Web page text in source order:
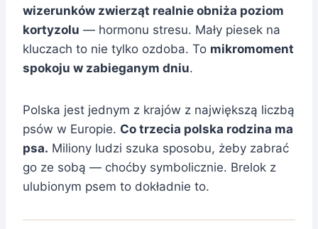
wizerunków zwierząt realnie obniża poziom
kortyzolu — hormonu stresu. Mały piesek na
kluczach to nie tylko ozdoba. To mikromoment
spokoju w zabieganym dniu.
Polska jest jednym z krajów z największą liczbą
psów w Europie. Co trzecia polska rodzina ma
psa. Miliony ludzi szuka sposobu, żeby zabrać
go ze sobą — choćby symbolicznie. Brelok z
ulubionym psem to dokładnie to.